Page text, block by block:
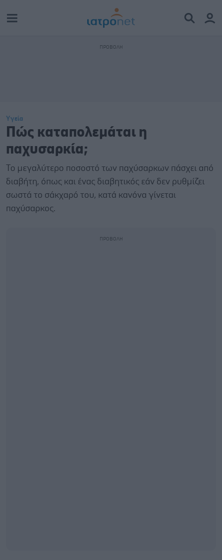
Υγεία
Πώς καταπολεμάται η
παχυσαρκία;
Το μεγαλύτερο ποσοστό των παχύσαρκων πάσχει από
διαβήτη, όπως και ένας διαβητικός εάν δεν ρυθμίζει
σωστά το σάκχαρό του, κατά κανόνα γίνεται
παχύσαρκος.